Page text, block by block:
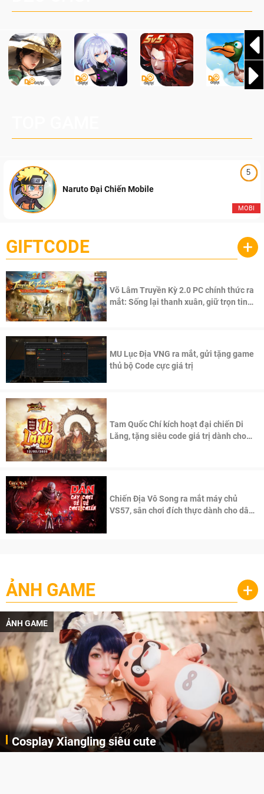
5
MOBI
Naruto Đại Chiến Mobile
GIFTCODE +
Võ Lâm Truyền Kỳ 2.0 PC chính thức ra
mắt: Sống lại thanh xuân, giữ trọn tinh
MU Lục Địa VNG ra mắt, gửi tặng game
thủ bộ Code cực giá trị
Tam Quốc Chí kích hoạt đại chiến Di
Lăng, tặng siêu code giá trị dành cho
Chiến Địa Vô Song ra mắt máy chủ
VS57, sân chơi đích thực dành cho dân
ẢNH GAME +
ẢNH GAME
Cosplay Xiangling siêu cute